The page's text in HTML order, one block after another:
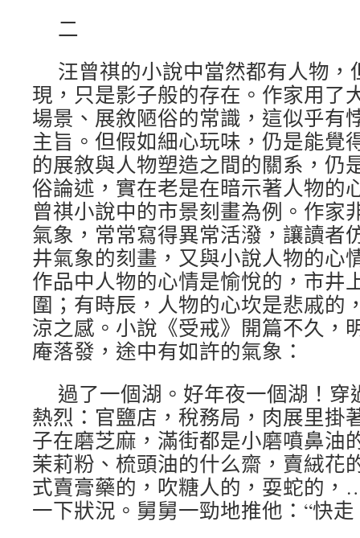
二
汪曾祺的小說中當然都有人物，
現，只是影子般的存在。作家用了
場景、展敘陋俗的常識，這似乎有
主旨。但假如細心玩味，仍是能覺
的展敘與人物塑造之間的關系，仍
俗論述，實在老是在暗示著人物的
曾祺小說中的市景刻畫為例。作家
氣象，常常寫得異常活潑，讓讀者
井氣象的刻畫，又與小說人物的心
作品中人物的心情是愉悅的，市井
圍；有時辰，人物的心坎是悲戚的
涼之感。小說《受戒》開篇不久，
庵落發，途中有如許的氣象：
過了一個湖。好年夜一個湖！
熱烈：官鹽店，稅務局，肉展里掛
子在磨芝麻，滿街都是小磨噴鼻油
茉莉粉、梳頭油的什么齋，賣絨花
式賣膏藥的，吹糖人的，耍蛇的
一下狀況。舅舅一勁地推他：“快